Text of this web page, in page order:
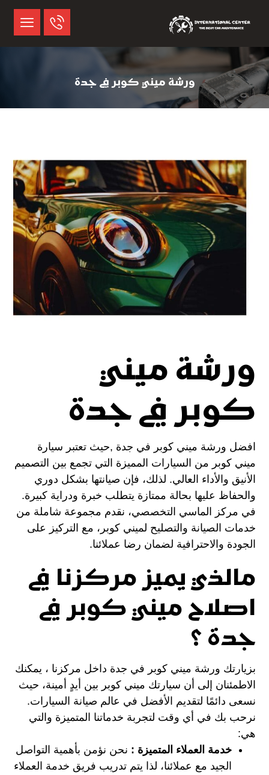
ورشة ميني كوبر في جدة
ورشة ميني
كوبر في جدة
افضل ورشة ميني كوبر في جدة ,حيث تعتبر سيارة
ميني كوبر من السيارات المميزة التي تجمع بين التصميم
الأنيق والأداء العالي. لذلك، فإن صيانتها بشكل دوري
والحفاظ عليها بحالة ممتازة يتطلب خبرة ودراية كبيرة.
في مركز الماسي التخصصي، نقدم مجموعة شاملة من
خدمات الصيانة والتصليح لميني كوبر، مع التركيز على
الجودة والاحترافية لضمان رضا عملائنا.
مالذي يميز مركزنا في
اصلاح ميني كوبر في
جدة ؟
بزيارتك ورشة ميني كوبر في جدة داخل مركزنا ، يمكنك
الاطمئنان إلى أن سيارتك ميني كوبر بين أيدٍ أمينة، حيث
نسعى دائمًا لتقديم الأفضل في عالم صيانة السيارات.
نرحب بك في أي وقت لتجربة خدماتنا المتميزة والتي
هي:
خدمة العملاء المتميزة : نحن نؤمن بأهمية التواصل
الجيد مع عملائنا، لذا يتم تدريب فريق خدمة العملاء